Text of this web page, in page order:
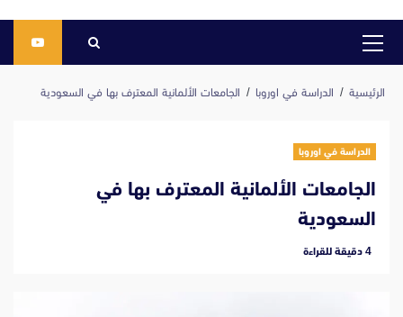
القائمة
الرئيسية الدراسة في اوروبا الجامعات الألمانية المعترف بها في السعودية
الدراسة في اوروبا
الجامعات الألمانية المعترف بها في
السعودية
‫4 دقيقة للقراءة